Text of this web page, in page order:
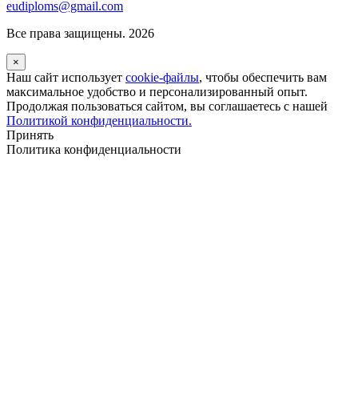
eudiploms@gmail.com
Все права защищены. 2026
×
Наш сайт использует cookie-файлы, чтобы обеспечить вам
максимальное удобство и персонализированный опыт.
Продолжая пользоваться сайтом, вы соглашаетесь с нашей
Политикой конфиденциальности.
Принять
Политика конфиденциальности